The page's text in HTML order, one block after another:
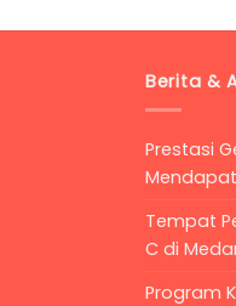
Berita &
Prestasi
Tempat
C di
Program